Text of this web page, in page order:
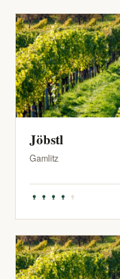
Jöbstl
Gamlitz